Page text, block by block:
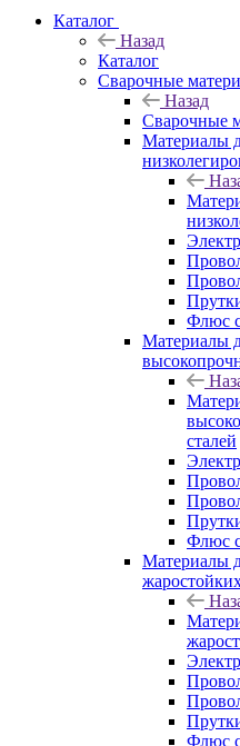
Каталог
Назад
Каталог
Сварочные
Назад
Сварочные
Материалы
Флюс
Материалы
сталей
Флюс
Материалы
Флюс